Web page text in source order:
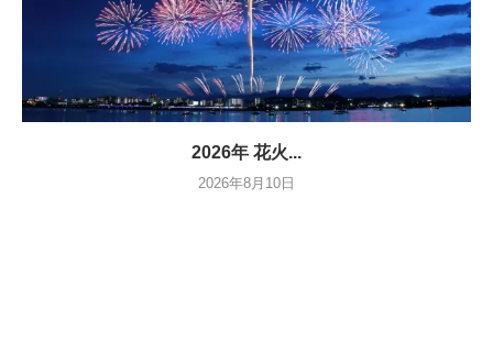
2026年 花火...
2026年8月10日